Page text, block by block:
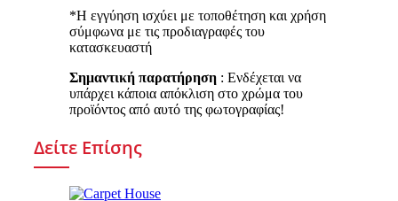
*Η εγγύηση ισχύει με τοποθέτηση και χρήση
σύμφωνα με τις προδιαγραφές του
κατασκευαστή
Σημαντική παρατήρηση: Ενδέχεται να
υπάρχει κάποια απόκλιση στο χρώμα του
προϊόντος από αυτό της φωτογραφίας!
Δείτε Επίσης